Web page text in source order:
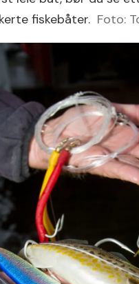
fiskebåter. Foto: